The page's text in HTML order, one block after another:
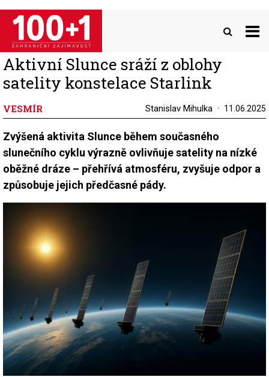
Přejít
hlavnímu
obsahu
Aktivní Slunce sráží z oblohy
satelity konstelace Starlink
VESMÍR Stanislav Mihulka 11.06.2025
Zvýšená aktivita Slunce během současného
slunečního cyklu výrazně ovlivňuje satelity na nízké
oběžné dráze – přehřívá atmosféru, zvyšuje odpor a
způsobuje jejich předčasné pády.